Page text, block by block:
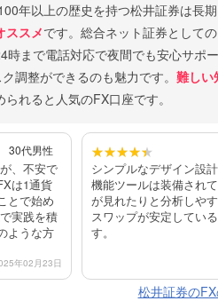
年以上の歴史を持つ松井証券は長
ススメです。総合ネット証券として
まで電話対応で夜間でも安心サポー
調整ができるのも魅力です。 難しい
れると人気のFX口座です。
30代男性
、不安で
は1通貨
とで始め
実践を積
ような方
年02月23日
シンプルなデザイン設
機能ツールは装備され
が見れたりと分析しや
スワップが安定してい
す。
松井証券の